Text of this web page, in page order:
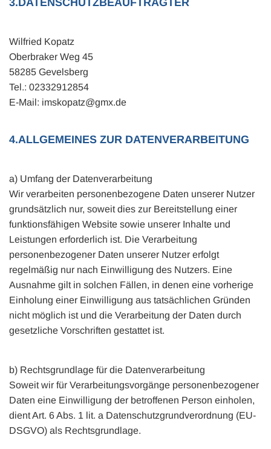
3.DATENSCHUTZBEAUFTRAGTER
Wilfried Kopatz
Oberbraker Weg 45
58285 Gevelsberg
Tel.: 02332912854
E-Mail: imskopatz@gmx.de
4.ALLGEMEINES ZUR DATENVERARBEITUNG
a) Umfang der Datenverarbeitung
Wir verarbeiten personenbezogene Daten unserer Nutzer
grundsätzlich nur, soweit dies zur Bereitstellung einer
funktionsfähigen Website sowie unserer Inhalte und
Leistungen erforderlich ist. Die Verarbeitung
personenbezogener Daten unserer Nutzer erfolgt
regelmäßig nur nach Einwilligung des Nutzers. Eine
Ausnahme gilt in solchen Fällen, in denen eine vorherige
Einholung einer Einwilligung aus tatsächlichen Gründen
nicht möglich ist und die Verarbeitung der Daten durch
gesetzliche Vorschriften gestattet ist.
b) Rechtsgrundlage für die Datenverarbeitung
Soweit wir für Verarbeitungsvorgänge personenbezogener
Daten eine Einwilligung der betroffenen Person einholen,
dient Art. 6 Abs. 1 lit. a Datenschutzgrundverordnung (EU-
DSGVO) als Rechtsgrundlage.